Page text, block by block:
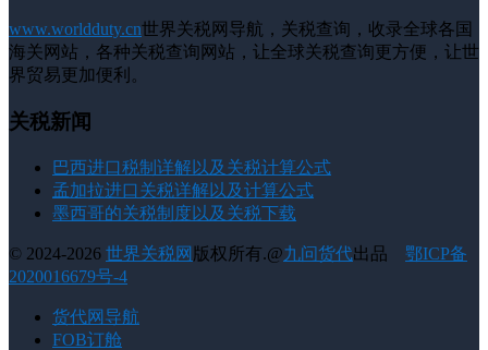
www.worldduty.cn世界关税网导航，关税查询，收录全球各国
海关网站，各种关税查询网站，让全球关税查询更方便，让世
界贸易更加便利。
关税新闻
巴西进口税制详解以及关税计算公式
孟加拉进口关税详解以及计算公式
墨西哥的关税制度以及关税下载
© 2024-2026 世界关税网 版权所有.@九问货代出品 鄂ICP备
2020016679号-4
货代网导航
FOB订舱